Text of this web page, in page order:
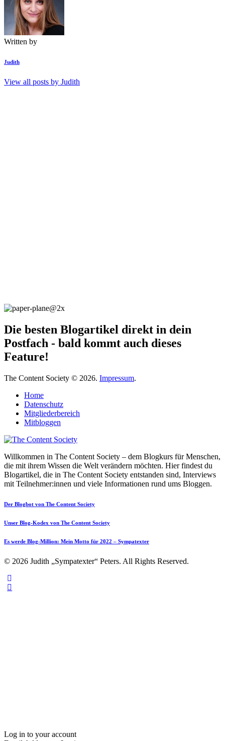
Written by
Judith
View all posts by Judith
Die besten Blogartikel direkt in dein
Postfach - bald kommt auch dieses
Feature!
The Content Society © 2026. Impressum.
Home
Datenschutz
Mitgliederbereich
Mitbloggen
Willkommen in The Content Society – dem Blogkurs für Menschen,
die mit ihrem Wissen die Welt verändern möchten. Hier findest du
Blogartikel, die in The Content Society entstanden sind, Interviews
mit Teilnehmer:innen und viele Informationen rund ums Bloggen.
Der Blogbot von The Content Society
Unser Blog-Kodex von The Content Society
Es werde Blog-Million: Mein Motto für 2022 – Sympatexter
© 2026 Judith „Sympatexter“ Peters. All Rights Reserved.
Log in to your account